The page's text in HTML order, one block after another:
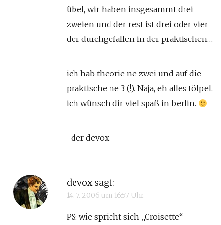
übel, wir haben insgesammt drei
zweien und der rest ist drei oder vier
der durchgefallen in der praktischen…
ich hab theorie ne zwei und auf die
praktische ne 3 (!). Naja, eh alles tölpel.
ich wünsch dir viel spaß in berlin.
-der devox
devox sagt:
14. 7. 2006 um 16:57 Uhr
PS: wie spricht sich „Croisette“